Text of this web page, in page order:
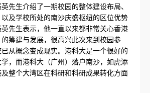
先生介绍了一期校园的整体建设布局、
及学校所处的南沙庆盛枢纽的区位优势
先生表示，他一直以来都非常关心香港
筹建与发展，很高兴此次来到校园参
从概念变成现实。港科大是一个很好的
，而港科大（广州）落户南沙，如虎添
整个大湾区在科研和科研成果转化方面